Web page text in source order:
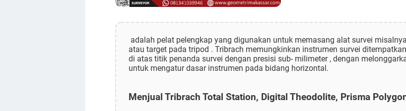
adalah pelat pelengkap yang digunakan untuk memasang alat survei
atau target pada tripod . Tribrach memungkinkan instrumen survei
di atas titik penanda survei dengan presisi sub- milimeter , dengan
untuk mengatur dasar instrumen pada bidang horizontal.
Menjual Tribrach Total Station, Digital Theodolite, Prisma